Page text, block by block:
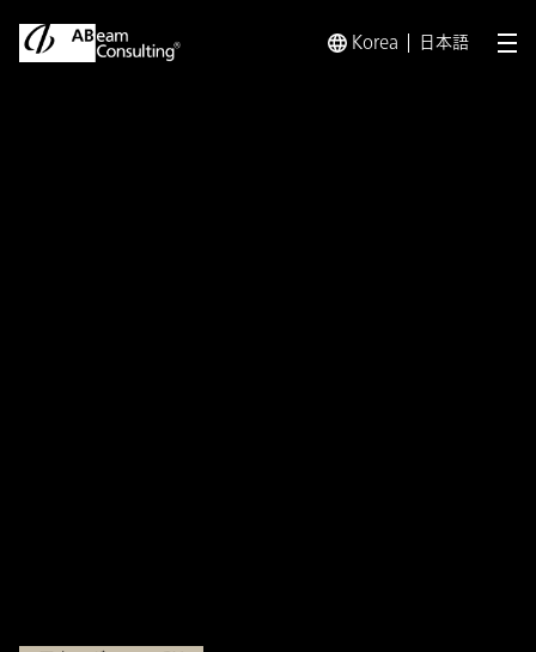
Korea 日本語 メ